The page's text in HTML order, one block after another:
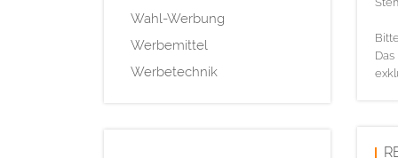
Wahl-Werbung
Werbemittel
Werbetechnik